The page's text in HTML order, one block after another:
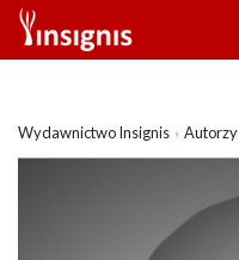
Wydawnictwo Insignis Autorzy